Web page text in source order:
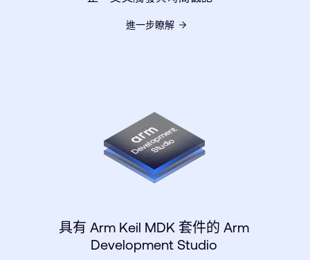
進一步瞭解
具有 Arm Keil MDK 套件的 Arm
Development Studio